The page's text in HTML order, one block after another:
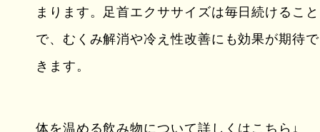
まります。足首エクササイズは毎日続けること
で、むくみ解消や冷え性改善にも効果が期待で
きます。
体を温める飲み物について詳しくはこちら↓